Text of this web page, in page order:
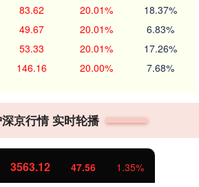
83.62 20.01% 18.37%
49.67 20.01% 6.83%
53.33 20.01% 17.26%
146.16 20.00% 7.68%
京行情 实时轮播
3563.12 47.56 1.35%